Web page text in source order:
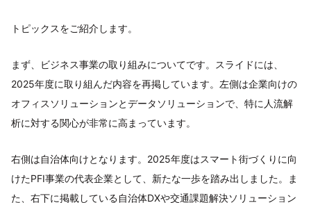
トピックスをご紹介します。
まず、ビジネス事業の取り組みについてです。スライドには、
2025年度に取り組んだ内容を再掲しています。左側は企業向けの
オフィスソリューションとデータソリューションで、特に人流解
析に対する関心が非常に高まっています。
右側は自治体向けとなります。2025年度はスマート街づくりに向
けたPFI事業の代表企業として、新たな一歩を踏み出しました。ま
た、右下に掲載している自治体DXや交通課題解決ソリューション